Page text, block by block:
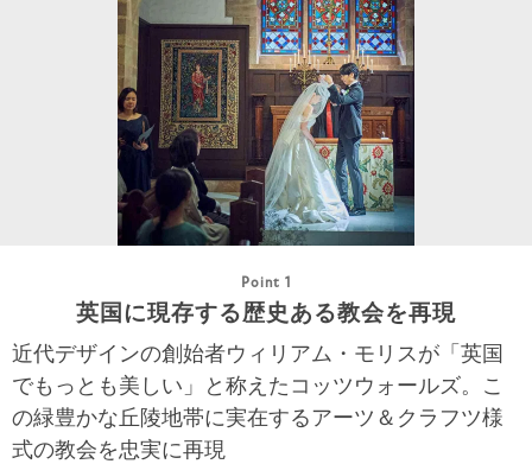
Point 1
英国に現存する歴史ある教会を再現
近代デザインの創始者ウィリアム・モリスが「英国
でもっとも美しい」と称えたコッツウォールズ。こ
の緑豊かな丘陵地帯に実在するアーツ＆クラフツ様
式の教会を忠実に再現